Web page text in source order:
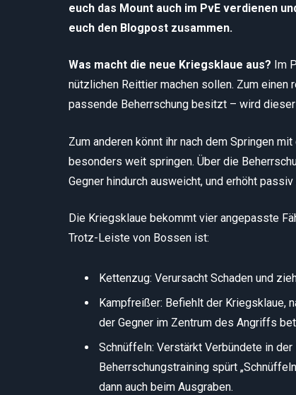
euch das Mount auch im PvE verdienen
euch den Blogpost zusammen.
Was macht die neue Kriegsklaue aus? Im
nützlichen Reittier machen sollen. Zum
passende Beherrschung besitzt – wird
Zum anderen könnt ihr nach dem Springen
besonders weit springen. Über die
Gegner hindurch ausweicht, und erhöht
Die Kriegsklaue bekommt vier angepasste
Trotz-Leiste von Bossen ist:
Kettenzug: Verursacht Schaden und
Kampfreißer: Befiehlt der Kriegsklaue,
der Gegner im Zentrum des Angriffs
Schnüffeln: Verstärkt Verbündete in
Beherrschungstraining spürt
dann auch beim Ausgraben.